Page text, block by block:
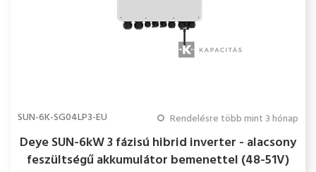
SUN-6K-SG04LP3-EU Rendelésre több mint 3 hónap
Deye SUN-6kW 3 fázisú hibrid inverter - alacsony
feszültségű akkumulátor bemenettel (48-51V)